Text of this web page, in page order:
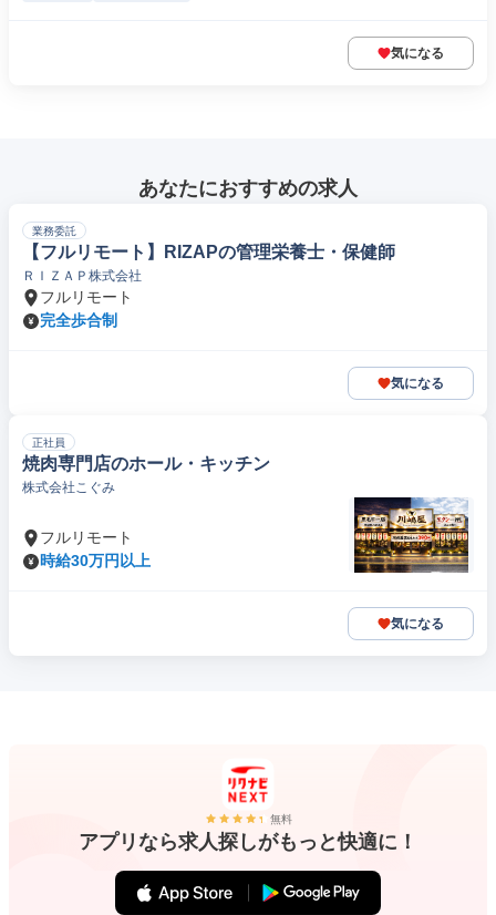
気になる
あなたにおすすめの求人
業務委託
【フルリモート】RIZAPの管理栄養士・保健師
ＲＩＺＡＰ株式会社
フルリモート
完全歩合制
気になる
正社員
焼肉専門店のホール・キッチン
株式会社こぐみ
フルリモート
時給30万円以上
気になる
無料
アプリなら求人探しがもっと快適に！